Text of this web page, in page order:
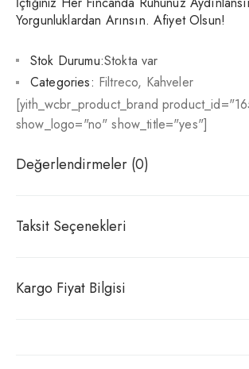
Yorgunluklardan Arınsın. Afiyet Olsun!
Stok Durumu:Stokta var
Categories: Filtreco, Kahveler
[yith_wcbr_product_brand
show_logo="no" show_title="yes"]
Değerlendirmeler (0)
Taksit Seçenekleri
Kargo Fiyat Bilgisi